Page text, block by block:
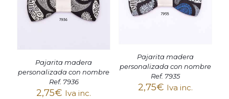
Pajarita madera
personalizada con nombre
Ref. 7936
2,75€ Iva inc.
Pajarita madera
personalizada con nombre
Ref. 7935
2,75€ Iva inc.